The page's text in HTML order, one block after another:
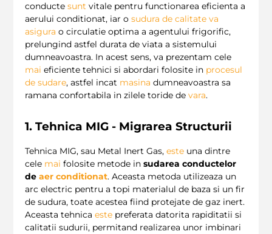
conducte sunt vitale pentru functionarea eficienta a
aerului conditionat, iar o sudura de calitate va
asigura o circulatie optima a agentului frigorific,
prelungind astfel durata de viata a sistemului
dumneavoastra. In acest sens, va prezentam cele
mai eficiente tehnici si abordari folosite in procesul
de sudare, astfel incat masina dumneavoastra sa
ramana confortabila in zilele toride de vara.
1. Tehnica MIG - Migrarea Structurii
Tehnica MIG, sau Metal Inert Gas, este una dintre
cele mai folosite metode in sudarea conductelor
de aer conditionat. Aceasta metoda utilizeaza un
arc electric pentru a topi materialul de baza si un fir
de sudura, toate acestea fiind protejate de gaz inert.
Aceasta tehnica este preferata datorita rapiditatii si
calitatii sudurii, permitand realizarea unor imbinari